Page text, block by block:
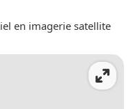
en imagerie satellite